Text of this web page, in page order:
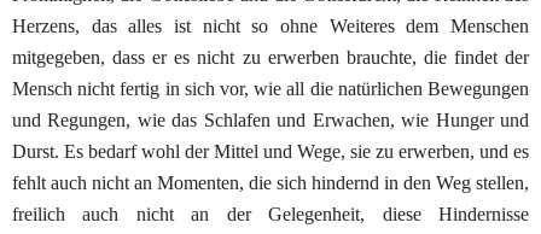
Herzens, das alles ist nicht so ohne Weiteresdem Menschen
mitgegeben, dass er es nicht zu erwerben brauchte, die findet der
Mensch nicht fertig in sich vor, wieall die natürlichen Bewegungen
und Regungen, wie das Schlafen und Erwachen, wie Hunger und
Durst. Es bedarfwohl der Mittel und Wege, sie zu erwerben, und es
fehlt auch nicht an Momenten, die sich hindernd in den Weg stellen,
freilich auch nicht an der Gelegenheit, diese Hindernisse